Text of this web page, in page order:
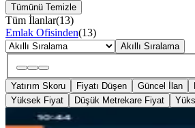
Tümünü Temizle
Tüm İlanlar(13)
Emlak Ofisinden(13)
Akıllı Sıralama
Yatırım Skoru Fiyatı Düşen Güncel İlan
Yüksek Fiyat
Düşük Metrekare Fiyat